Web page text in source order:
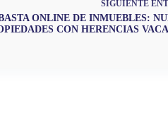
SIGUIENTE
ONLINE DE INMUEBLES:
CON HERENCIAS